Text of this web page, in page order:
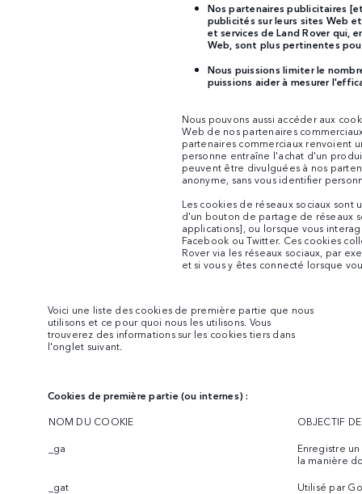
Nos partenaires publicitaires
publicités sur leurs sites Web
et services de Land Rover qui,
Web, sont plus pertinentes
Nous puissions limiter le
puissions aider à mesurer
Nous pouvons aussi accéder aux
Web de nos partenaires
partenaires commerciaux renvoient
personne entraîne l'achat d'un
peuvent être divulguées à nos
anonyme, sans vous identifier
Les cookies de réseaux sociaux
d'un bouton de partage de réseaux
applications], ou lorsque vous
Facebook ou Twitter. Ces cookies
Rover via les réseaux sociaux, par
et si vous y êtes connecté lorsque
Voici une liste des cookies de première partie que nous
utilisons et ce pour quoi nous les utilisons. Vous
trouverez des informations sur les cookies tiers dans
l'onglet suivant.
Cookies de première partie (ou internes) :
NOM DU COOKIE
OBJECTIF
_ga
Enregistre
la manière
_gat
Utilisé par